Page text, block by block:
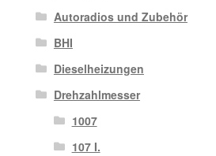
Autoradios und Zubehör
BHI
Dieselheizungen
Drehzahlmesser
1007
107 I.